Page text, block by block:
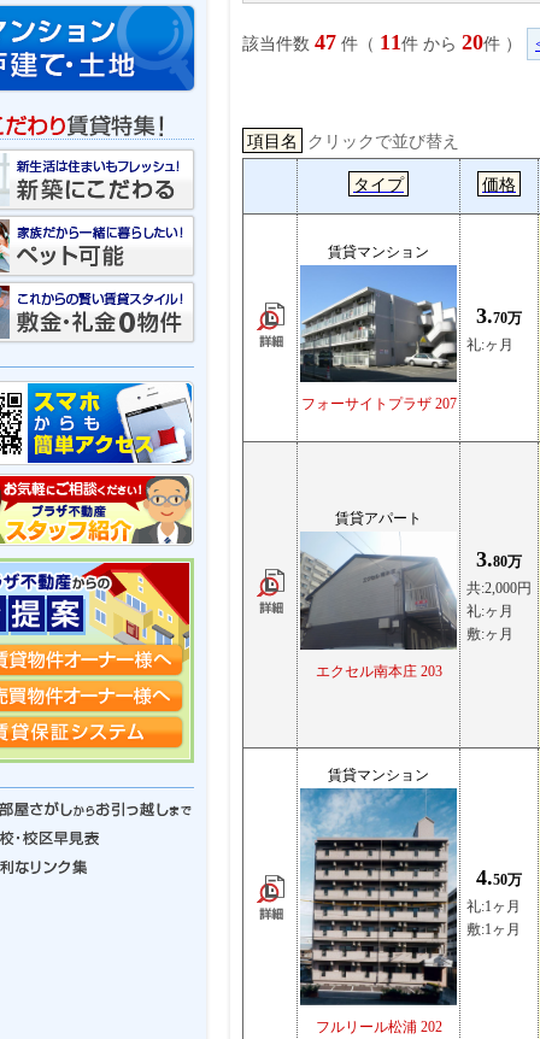
該当件数 47 件（ 11件 から 20件 ）
項目名 クリックで並び替え
タイプ 価格
賃貸マンション
フォーサイトプラザ 207
3.70万
礼:ヶ月
賃貸アパート
エクセル南本庄 203
3.80万
共:2,000円
礼:ヶ月
敷:ヶ月
賃貸マンション
フルリール松浦 202
4.50万
礼:1ヶ月
敷:1ヶ月